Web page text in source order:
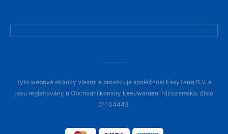
Tyto webové stránky vlastní a provozuje společnost EasyTerra B.V. a
jsou registrovány u Obchodní komory Leeuwarden, Nizozemsko, číslo
01104443.